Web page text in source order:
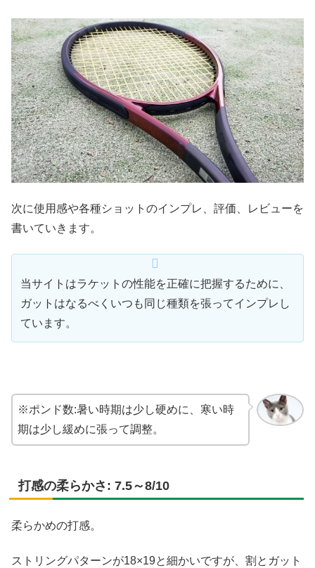
次に使用感や各種ショットのインプレ、評価、レビューを
書いていきます。
当サイトはラケットの性能を正確に把握するために、
ガットはなるべくいつも同じ種類を張ってインプレし
ています。
※ポンド数:暑い時期は少し硬めに、寒い時
期は少し緩めに張って調整。
打感の柔らかさ: 7.5～8/10
柔らかめの打感。
ストリングパターンが18×19と細かいですが、割とガット